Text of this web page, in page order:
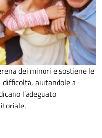
dei minori e sostiene le
aiutandole a
l’adeguato